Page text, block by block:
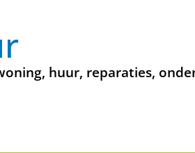
huur, reparaties,